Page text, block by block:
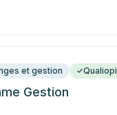
et gestion Qualiopi
Gestion